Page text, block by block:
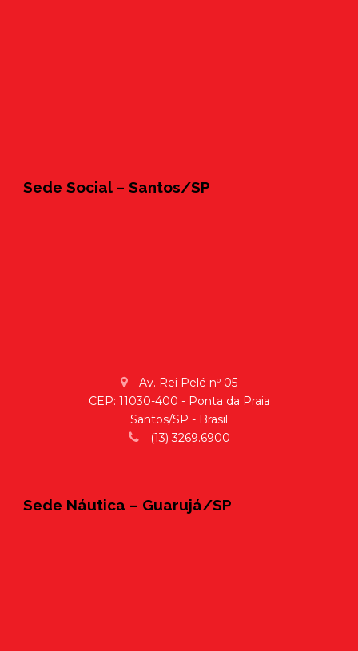
Sede Social – Santos/SP
Av. Rei Pelé nº 05
CEP: 11030-400 - Ponta da Praia
Santos/SP - Brasil
(13) 3269.6900
Sede Náutica – Guarujá/SP